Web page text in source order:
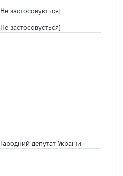
застосовується]
застосовується]
депутат України